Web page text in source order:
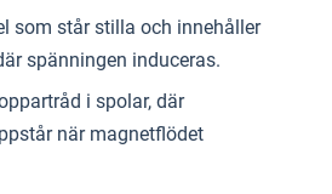
som står stilla och innehåller
spänningen induceras.
i spolar, där
när magnetflödet